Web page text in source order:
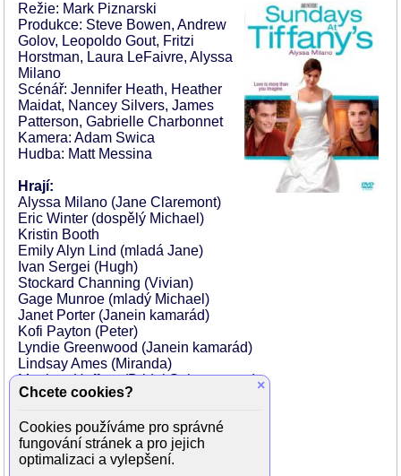
Režie: Mark Piznarski
Produkce: Steve Bowen, Andrew
Golov, Leopoldo Gout, Fritzi
Horstman, Laura LeFaivre, Alyssa
Milano
Scénář: Jennifer Heath, Heather
Maidat, Nancey Silvers, James
Patterson, Gabrielle Charbonnet
Kamera: Adam Swica
Hudba: Matt Messina
Hrají:
Alyssa Milano (Jane Claremont)
Eric Winter (dospělý Michael)
Kristin Booth
Emily Alyn Lind (mladá Jane)
Ivan Sergei (Hugh)
Stockard Channing (Vivian)
Gage Munroe (mladý Michael)
Janet Porter (Janein kamarád)
Kofi Payton (Peter)
Lyndie Greenwood (Janein kamarád)
Lindsay Ames (Miranda)
Meghan Heffern (Bridal Saleswoman)
Joan Gregson (paní Greenberg)
Athena Karkanis (host talk show)
Mo Kels (květinář)
Charlotte Hegele (hosteska)
×
Chcete cookies?
Cookies používáme pro správné
fungování stránek a pro jejich
optimalizaci a vylepšení.